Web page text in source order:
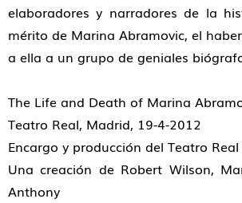
elaboradores y narradores de la
mérito de Marina Abramovic, el
a ella a un grupo de geniales
The Life and Death of Marina
Teatro Real, Madrid, 19-4-2012
Encargo y producción del Teatro Real
Una creación de Robert Wilson,
Anthony